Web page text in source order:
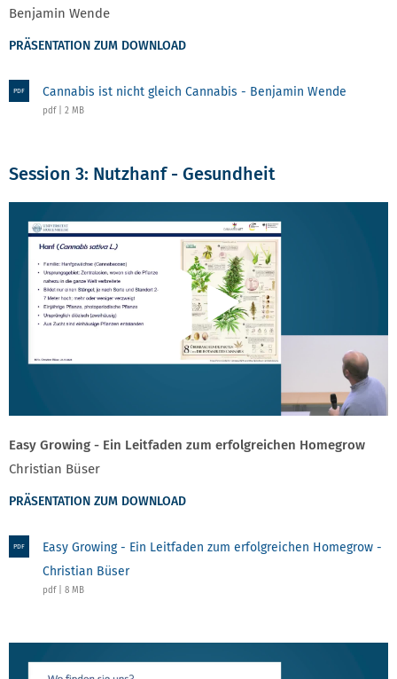
Benjamin Wende
PRÄSENTATION ZUM DOWNLOAD
PDF Cannabis ist nicht gleich Cannabis - Benjamin Wende
pdf | 2 MB
Session 3: Nutzhanf - Gesundheit
Easy Growing - Ein Leitfaden zum erfolgreichen Homegrow
Christian Büser
PRÄSENTATION ZUM DOWNLOAD
PDF
Easy Growing - Ein Leitfaden zum erfolgreichen Homegrow -
Christian Büser
pdf | 8 MB